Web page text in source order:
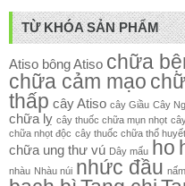
TỪ KHÓA SẢN PHẨM
Atiso bông Atiso chữa
chữa cảm mạo
thấp cây Atiso cây Giầu Cây
chữa lỵ cây thuốc chữa mụn nhọt
chữa nhọt độc cây thuốc chữa thổ huyết
chữa ung thư vú Dây mấu ho
nhàu Nhàu núi nhức đầu